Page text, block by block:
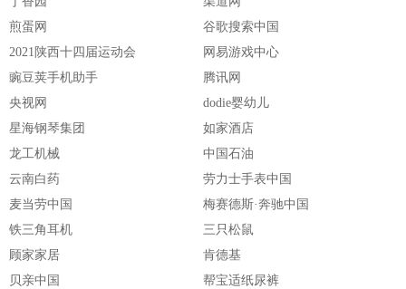
煎蛋网
谷歌搜索中国
2021陕西十四届运动会
网易游戏中心
豌豆荚手机助手
腾讯网
央视网
dodie婴幼儿
星海钢琴集团
如家酒店
龙工机械
中国石油
云南白药
劳力士手表中国
麦当劳中国
梅赛德斯·奔驰中国
铁三角耳机
三只松鼠
顾家家居
肯德基
贝亲中国
帮宝适纸尿裤